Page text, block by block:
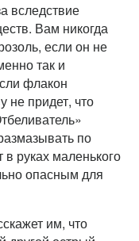
вследствие
Вам никогда
если он не
так и
флакон
не придет, что
по
руках маленького
опасным для
им, что